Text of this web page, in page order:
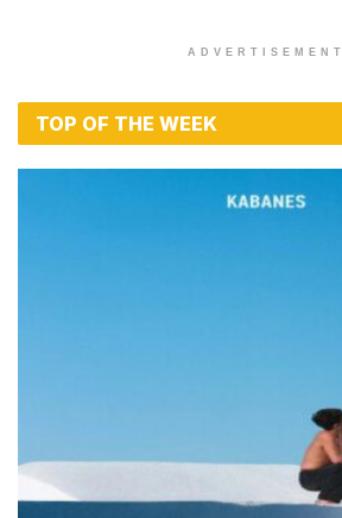
ADVERTISEMENT
TOP OF THE WEEK